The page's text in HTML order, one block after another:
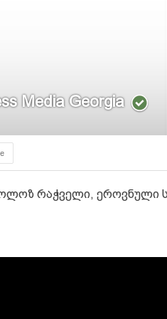
Media Georgia
რაჭველი, ეროვნული